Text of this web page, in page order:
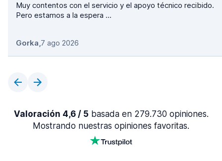
Muy contentos con el servicio y el apoyo técnico recibido.
Pero estamos a la espera ...
Gorka,7 ago 2026
Valoración 4,6 / 5 basada en 279.730 opiniones.
Mostrando nuestras opiniones favoritas.